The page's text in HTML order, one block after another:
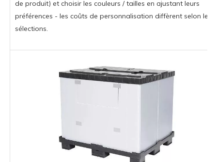
de produit) et choisir les couleurs / tailles en ajustant leurs
préférences - les coûts de personnalisation diffèrent selon les
sélections.